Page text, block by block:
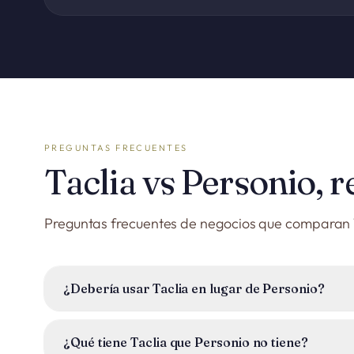
PREGUNTAS FRECUENTES
Taclia vs Personio,
Preguntas frecuentes de negocios que comparan
¿Debería usar Taclia en lugar de Personio?
especializada. Si también gestionas clientes, ventas y
¿Qué tiene Taclia que Personio no tiene?